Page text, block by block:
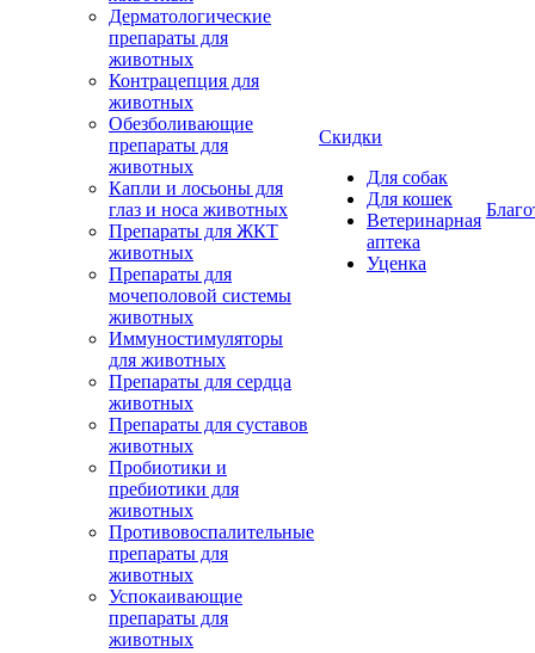
Дерматологические
препараты для
животных
Контрацепция для
животных
Обезболивающие
препараты для
животных
Капли и лосьоны для
глаз и носа животных
Препараты для ЖКТ
животных
Препараты для
мочеполовой системы
животных
Иммуностимуляторы
для животных
Препараты для сердца
животных
Препараты для суставов
животных
Пробиотики и
пребиотики для
животных
Противовоспалительные
препараты для
животных
Успокаивающие
препараты для
животных
Скидки
Для собак
Для кошек
Ветеринарная
аптека
Уценка